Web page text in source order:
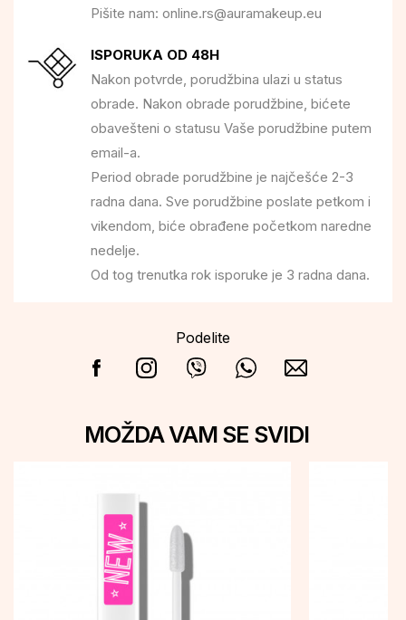
Pišite nam: online.rs@auramakeup.eu
ISPORUKA OD 48H
Nakon potvrde, porudžbina ulazi u status
obrade. Nakon obrade porudžbine, bićete
obavešteni o statusu Vaše porudžbine putem
email-a.
Period obrade porudžbine je najčešće 2-3
radna dana. Sve porudžbine poslate petkom i
vikendom, biće obrađene početkom naredne
nedelje.
Od tog trenutka rok isporuke je 3 radna dana.
Podelite
MOŽDA VAM SE SVIDI